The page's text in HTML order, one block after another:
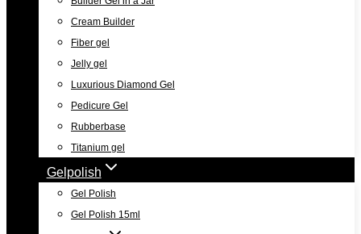
Cream Builder
Fiber gel
Jelly gel
Luxurious Diamond Gel
Pedicure Gel
Rubberbase
Titanium gel
Gelpolish
Gel Polish
Gel Polish 15ml